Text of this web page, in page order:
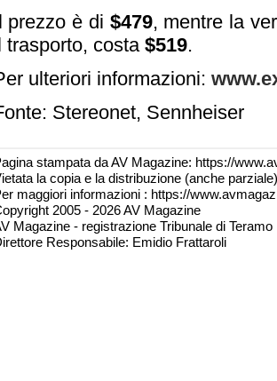
prezzo è di $479, mentre la
trasporto, costa $519.
ulteriori informazioni:
Stereonet, Sennheiser
stampata da AV Magazine: https://
la copia e la distribuzione (anche
maggiori informazioni : https://
2005 - 2026 AV Magazine
Magazine - registrazione Tribunale di
Responsabile: Emidio Frattaroli